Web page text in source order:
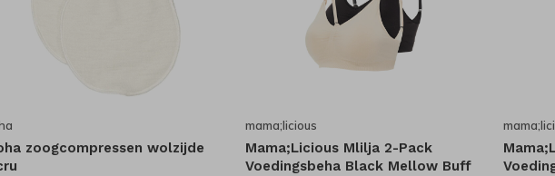
zoogcompressen wolzijde
mama;licious
Mama;Licious Mlilja 2-Pack
Voedingsbeha Black Mellow Buff